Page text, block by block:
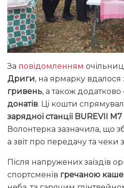
За повідомленням
Дриги, на ярмарку вдалося
гривень, а також додатково
донатів. Ці кошти
зарядної станції BUREVII M7
Волонтерка зазначила, що
а звіт про передачу та чеки
Після напружених заїздів
спортсменів гречаною